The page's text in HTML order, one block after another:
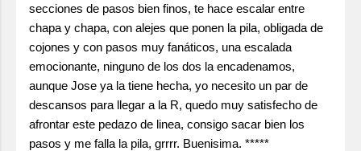
secciones de pasos bien finos, te hace escalar entre
chapa y chapa, con alejes que ponen la pila, obligada de
cojones y con pasos muy fanáticos, una escalada
emocionante, ninguno de los dos la encadenamos,
aunque Jose ya la tiene hecha, yo necesito un par de
descansos para llegar a la R, quedo muy satisfecho de
afrontar este pedazo de linea, consigo sacar bien los
pasos y me falla la pila, grrrr. Buenisima. *****